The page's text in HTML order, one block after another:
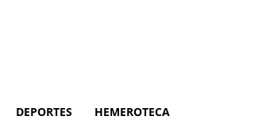
DEPORTES HEMEROTECA